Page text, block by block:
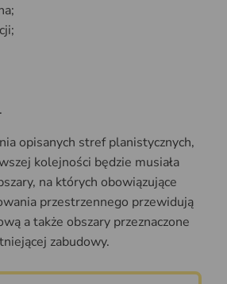
opisanych stref planistycznych,
kolejności będzie musiała
na których obowiązujące
przestrzennego przewidują
a także obszary przeznaczone
zabudowy.